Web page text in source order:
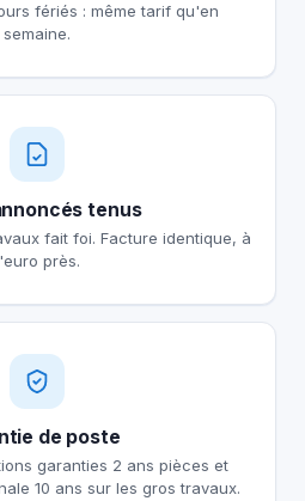
fériés : même tarif qu'en
semaine.
tenus
fait foi. Facture identique, à
près.
de poste
garanties 2 ans pièces et
10 ans sur les gros travaux.